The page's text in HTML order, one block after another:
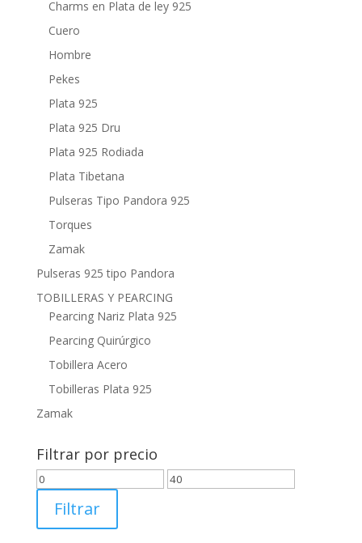
Charms en Plata de ley 925
Cuero
Hombre
Pekes
Plata 925
Plata 925 Dru
Plata 925 Rodiada
Plata Tibetana
Pulseras Tipo Pandora 925
Torques
Zamak
Pulseras 925 tipo Pandora
TOBILLERAS Y PEARCING
Pearcing Nariz Plata 925
Pearcing Quirúrgico
Tobillera Acero
Tobilleras Plata 925
Zamak
Filtrar por precio
Precio
mínimo
Precio
Filtrar